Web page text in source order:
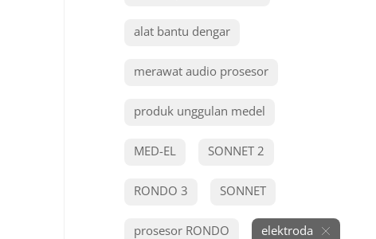
alat bantu dengar
merawat audio prosesor
produk unggulan medel
MED-EL SONNET 2
RONDO 3 SONNET
prosesor RONDO elektroda